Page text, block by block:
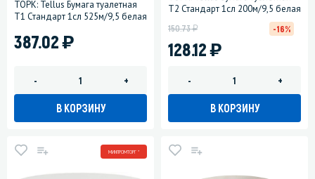
ТОРК: Tellus Бумага туалетная
T1 Стандарт 1сл 525м/9,5 белая
387.02)
- +
В КОРЗИНУ
T2 Стандарт 1сл 200м/9,5 белая
128.12)
150.73у -16%
- +
В КОРЗИНУ
МИНПРОМТОРГ *